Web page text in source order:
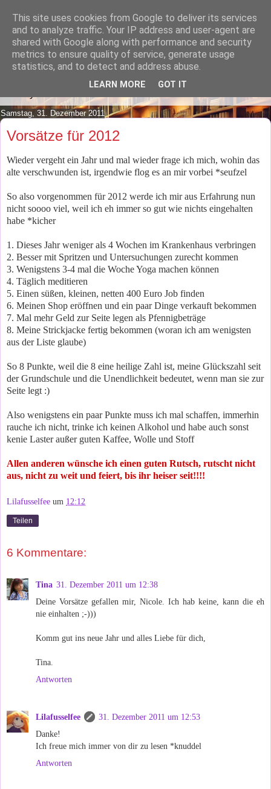
Lilafusselfee lädt Dich in ihr
Wohnzimmer ein.
Mach es Dir doch gemütlich und lies ein wenig über meine
Samstag, 31. Dezember 2011
Vorsätze für 2012
Wieder vergeht ein Jahr und mal wieder frage ich mich, wohin das
alte verschwunden ist, irgendwie flog es an mir vorbei *seufzel
So also vorgenommen für 2012 werde ich mir aus Erfahrung nun
nicht soooo viel, weil ich eh immer so gut wie nichts eingehalten
habe *kicher
1. Dieses Jahr weniger als 4 Wochen im Krankenhaus verbringen
2. Besser mit Spritzen und Untersuchungen zurecht kommen
3. Wenigstens 3-4 mal die Woche Yoga machen können
4. Täglich meditieren
5. Einen süßen, kleinen, netten 400 Euro Job finden
6. Meinen Shop eröffnen und ein paar Dinge verkauft bekommen
7. Mal mehr Geld zur Seite legen als Pfennigbeträge
8. Meine Strickjacke fertig bekommen (woran ich am wenigsten
aus der Liste glaube)
So 8 Punkte, weil die 8 eine heilige Zahl ist, meine Glückszahl seit
der Grundschule und die Unendlichkeit bedeutet, wenn man sie zur
Seite legt :)
Also wenigstens ein paar Punkte muss ich mal schaffen, immerhin
rauche ich nicht, trinke ich keinen Alkohol und habe auch sonst
kenie Laster außer guten Kaffee, Wolle und Stoff
Allen anderen wünsche ich einen guten Rutsch, rutscht nicht
aus, nicht zu weit und feiert, bis ihr heiser seit!!!!
Lilafusselfee um 12:12
Teilen
6 Kommentare:
Tina 31. Dezember 2011 um 12:38
Deine Vorsätze gefallen mir, Nicole. Ich hab keine, kann die eh
nie einhalten ;-)))
Komm gut ins neue Jahr und alles Liebe für dich,
Tina.
Antworten
Lilafusselfee
31. Dezember 2011 um 12:53
Danke!
Ich freue mich immer von dir zu lesen *knuddel
Antworten
This site uses cookies from Google to deliver its services
and to analyze traffic. Your IP address and user-agent are
shared with Google along with performance and security
metrics to ensure quality of service, generate usage
statistics, and to detect and address abuse.
LEARN MORE GOT IT